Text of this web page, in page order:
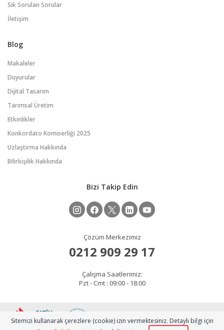
Sık Sorulan Sorular
İletişim
Blog
Makaleler
Duyurular
Dijital Tasarım
Tarımsal Üretim
Etkinlikler
Konkordato Komiserliği 2025
Uzlaştırma Hakkında
Bilirkişilik Hakkında
Bizi Takip Edin
Çözüm Merkezimiz
0212 909 29 17
Çalışma Saatlerimiz:
Pzt - Cmt : 09:00 - 18:00
gelisim.fsm.edu.tr
Sitemizi kullanarak çerezlere (cookie) izin vermektesiniz. Detaylı bilgi için